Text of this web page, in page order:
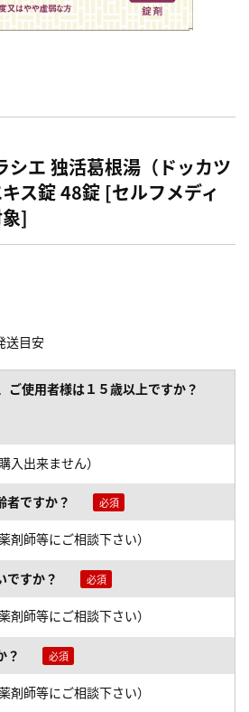
エ 独活葛根湯（ドッカツ
ス錠 48錠 [セルフメディ
]
送目安
ご使用者様は１５歳以上ですか？
入出来ません）
者ですか？
剤師等にご相談下さい）
ですか？
剤師等にご相談下さい）
？
剤師等にご相談下さい）